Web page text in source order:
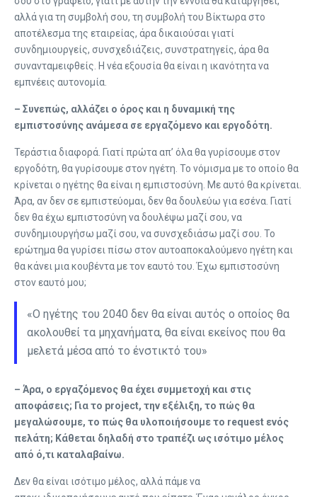
αλλά για τη συμβολή σου, τη συμβολή του Βίκτωρα στο
αποτέλεσμα της εταιρείας, άρα δικαιούσαι γιατί
συνδημιουργείς, συνσχεδιάζεις, συνστρατηγείς, άρα θα
συνανταμειφθείς. Η νέα εξουσία θα είναι η ικανότητα να
εμπνέεις αυτονομία.
– Συνεπώς, αλλάζει ο όρος και η δυναμική της
εμπιστοσύνης ανάμεσα σε εργαζόμενο και εργοδότη.
Τεράστια διαφορά. Γιατί πρώτα απ’ όλα θα γυρίσουμε στον
εργοδότη, θα γυρίσουμε στον ηγέτη. Το νόμισμα με το οποίο θα
κρίνεται ο ηγέτης θα είναι η εμπιστοσύνη. Με αυτό θα κρίνεται.
Άρα, αν δεν σε εμπιστεύομαι, δεν θα δουλεύω για εσένα. Γιατί
δεν θα έχω εμπιστοσύνη να δουλέψω μαζί σου, να
συνδημιουργήσω μαζί σου, να συνσχεδιάσω μαζί σου. Το
ερώτημα θα γυρίσει πίσω στον αυτοαποκαλούμενο ηγέτη και
θα κάνει μια κουβέντα με τον εαυτό του. Έχω εμπιστοσύνη
στον εαυτό μου;
«O ηγέτης του 2040 δεν θα είναι αυτός ο οποίος θα
ακολουθεί τα μηχανήματα, θα είναι εκείνος που θα
μελετά μέσα από το ένστικτό του»
– Άρα, ο εργαζόμενος θα έχει συμμετοχή και στις
αποφάσεις; Για το project, την εξέλιξη, το πώς θα
μεγαλώσουμε, το πώς θα υλοποιήσουμε το request ενός
πελάτη; Κάθεται δηλαδή στο τραπέζι ως ισότιμο μέλος
από ό,τι καταλαβαίνω.
Δεν θα είναι ισότιμο μέλος, αλλά πάμε να